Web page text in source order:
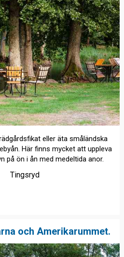
eller äta småländska
Här finns mycket att uppleva
på ön i ån med medeltida anor.
Tingsryd
och Amerikarummet.